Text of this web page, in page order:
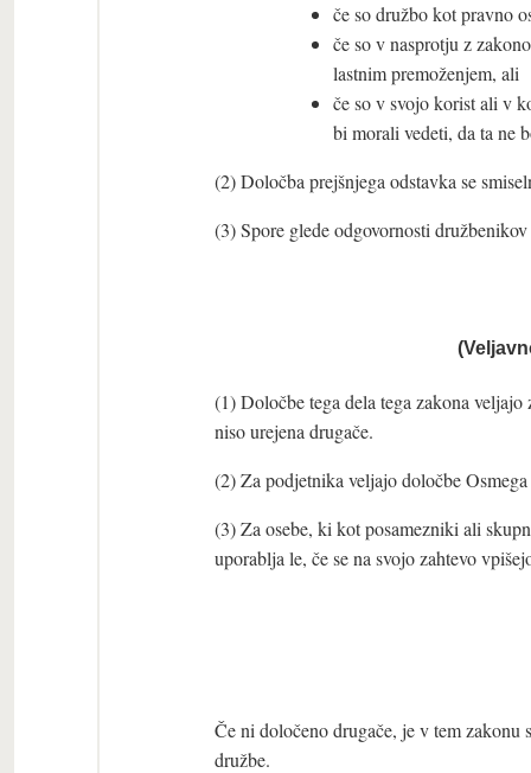
če so družbo kot pravno
če so v nasprotju z
lastnim premoženjem, ali
če so v svojo korist ali v
bi morali vedeti, da ta ne
(2) Določba prejšnjega odstavka se
(3) Spore glede odgovornosti
(1) Določbe tega dela tega zakona
niso urejena drugače.
(2) Za podjetnika veljajo določbe
(3) Za osebe, ki kot posamezniki ali
uporablja le, če se na svojo zahtevo
Če ni določeno drugače, je v tem zakonu
družbe.